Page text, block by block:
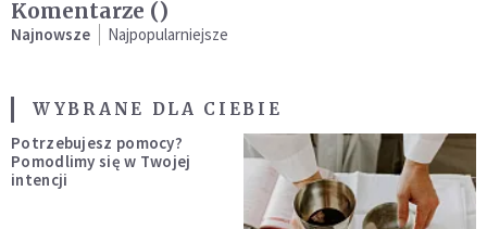
Komentarze ()
Najnowsze Najpopularniejsze
WYBRANE DLA CIEBIE
Potrzebujesz pomocy?
Pomodlimy się w Twojej
intencji